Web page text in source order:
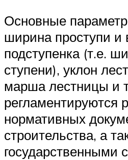
Основные
ширина проступи и
подступенка (т.е.
ступени), уклон
марша лестницы и
регламентируются
нормативных
строительства, а
государственными